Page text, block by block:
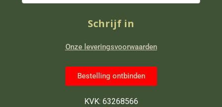
Schrijf in
Onze leveringsvoorwaarden
Bestelling ontbinden
KVK: 63268566